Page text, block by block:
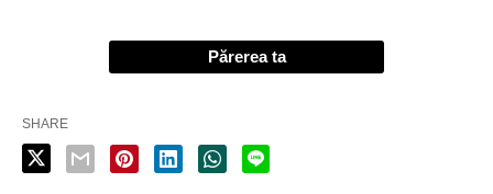
Părerea ta
SHARE